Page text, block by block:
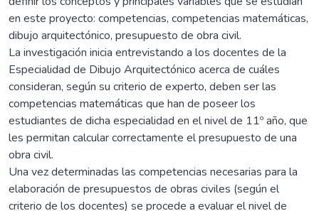
en este proyecto: competencias, competencias matemáticas,
dibujo arquitectónico, presupuesto de obra civil.
La investigación inicia entrevistando a los docentes de la
Especialidad de Dibujo Arquitectónico acerca de cuáles
consideran, según su criterio de experto, deben ser las
competencias matemáticas que han de poseer los
estudiantes de dicha especialidad en el nivel de 11º año, que
les permitan calcular correctamente el presupuesto de una
obra civil.
Una vez determinadas las competencias necesarias para la
elaboración de presupuestos de obras civiles (según el
criterio de los docentes) se procede a evaluar el nivel de